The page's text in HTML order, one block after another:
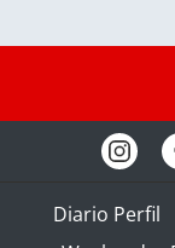
Diario Perfil